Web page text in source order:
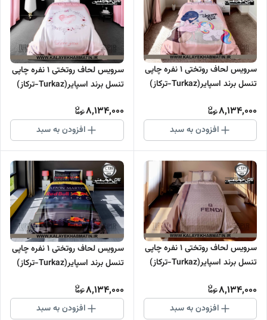
سرویس لحاف روتختی 1 نفره چاپی
تنسل برند اسپایر(Turkaz-ترکاز)
8,134,000
افزودن به سبد
سرویس لحاف روتختی 1 نفره چاپی
تنسل برند اسپایر(Turkaz-ترکاز)
8,134,000
افزودن به سبد
سرویس لحاف روتختی 1 نفره چاپی
تنسل برند اسپایر(Turkaz-ترکاز)
8,134,000
افزودن به سبد
سرویس لحاف روتختی 1 نفره چاپی
تنسل برند اسپایر(Turkaz-ترکاز)
8,134,000
افزودن به سبد